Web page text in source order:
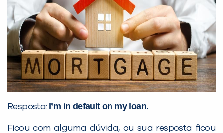
Resposta: I’m in default on my loan.
Ficou com alguma dúvida, ou sua resposta ficou